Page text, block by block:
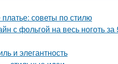
советы по стилю
с фольгой на весь ноготь за
и элегантность